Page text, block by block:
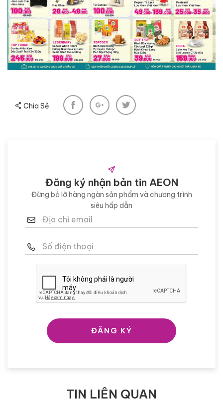
Chia Sẻ
Đăng ký nhận bản tin AEON
Đừng bỏ lỡ hàng ngàn sản phẩm và chương trình
siêu hấp dẫn
ĐĂNG KÝ
TIN LIÊN QUAN